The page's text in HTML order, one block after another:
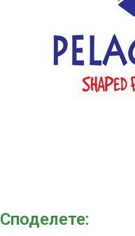
Споделeте: